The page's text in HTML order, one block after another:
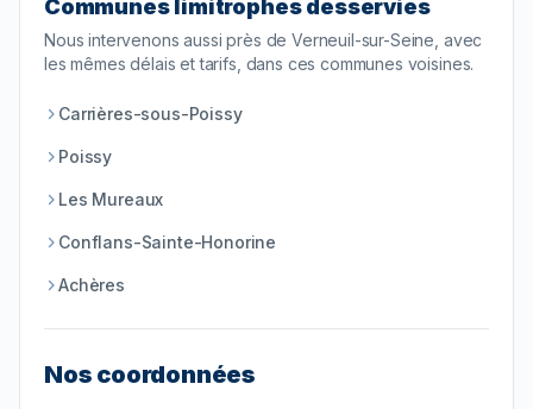
Communes limitrophes desservies
Nous intervenons aussi près deVerneuil-sur-Seine , avec
les mêmes délais et tarifs, dans ces communes voisines.
Carrières-sous-Poissy
Poissy
Les Mureaux
Conflans-Sainte-Honorine
Achères
Nos coordonnées